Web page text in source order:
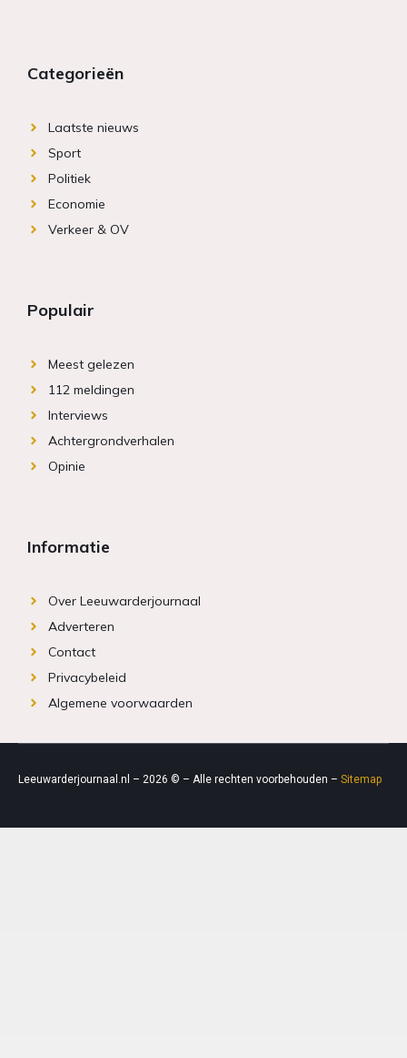
Categorieën
Laatste nieuws
Sport
Politiek
Economie
Verkeer & OV
Populair
Meest gelezen
112 meldingen
Interviews
Achtergrondverhalen
Opinie
Informatie
Over Leeuwarderjournaal
Adverteren
Contact
Privacybeleid
Algemene voorwaarden
Leeuwarderjournaal.nl – 2026 © – Alle rechten voorbehouden – Sitemap